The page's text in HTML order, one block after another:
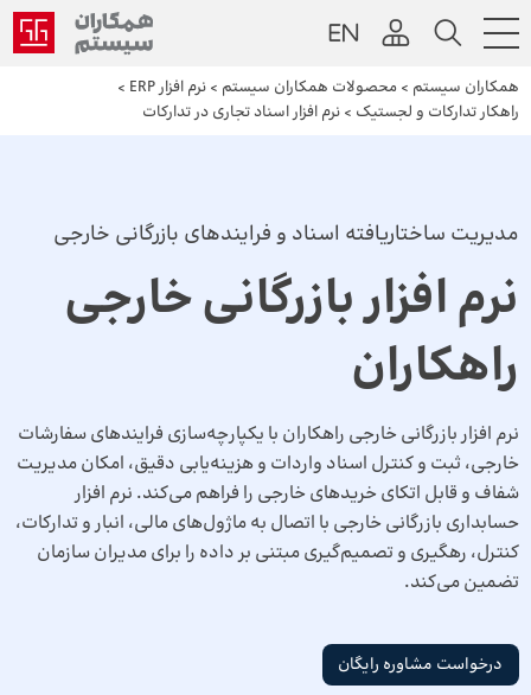
همکاران سیستم > محصولات همکاران سیستم > نرم افزار ERP
>
راهکار تدارکات و لجستیک > نرم افزار اسناد تجاری در تدارکات
مدیریت ساختاریافته اسناد و فرایندهای بازرگانی خارجی
نرم افزار بازرگانی خارجی
راهکاران
نرم افزار بازرگانی خارجی راهکاران با یکپارچه‌سازی فرایندهای سفارشات
خارجی، ثبت و کنترل اسناد واردات و هزینه‌یابی دقیق، امکان مدیریت
شفاف و قابل اتکای خریدهای خارجی را فراهم می‌کند. نرم افزار
حسابداری بازرگانی خارجی با اتصال به ماژول‌های مالی، انبار و تدارکات،
کنترل، رهگیری و تصمیم‌گیری مبتنی بر داده را برای مدیران سازمان
تضمین می‌کند.
درخواست مشاوره رایگان